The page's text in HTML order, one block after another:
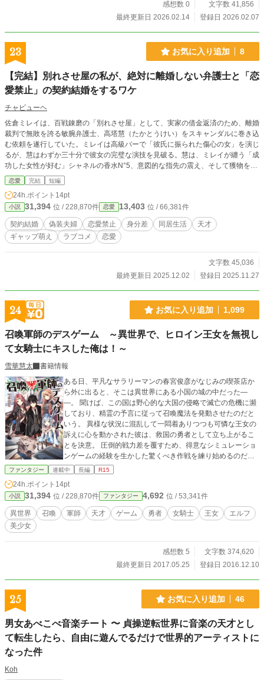
ェロ、血に染まったピアノ、そして素足でアスファルトを叩
った「自分自身の鼓動」を取り戻すための儀式だ。 物語の結
きっと目撃する。 間違いだらけの人生を肯定し、泥の中でも
笑って踊り出す、私たちの「本当の夜明け」を。 さあ、108
るだろう。
感想数 0
文字数 41,856
最終更新日 2026.02.14
登録日 2026.02.07
23 お気に入り追加 8
【完結】別れさせ屋の私が、絶対に離婚しない弁護士と「恋
愛禁止」の契約結婚をするワケ
チャビューヘ
佐倉ミレイは、百戦錬磨の「別れさせ屋」として、実家の借金返済のため、離婚
裁判で無敗を誇る敏腕弁護士、高塔慧（たかとうけい）をスキャンダルに巻き込
む依頼を遂行していた。ミレイは高級バーで「彼氏に振られた傷心の女」を演じ
るが、慧はわずか三十分で彼女の完璧な演技を見破る。慧は、ミレイが纏う「成
功した女性が好む」シャネルの香水N°5、意図的な指先の震え、そして獲物を見
定める冷たい視線から、ミレイが嘘つきであることを見抜いていた。 絶体絶命
のミレイに、慧は警察への通報の代わりに「取引」を持ちかける。慧が日本有数
の財閥トップである鳳凰時康の顧問弁護士に就任するためには、「家庭を持たな
い男は信用できない」という古い価値観による条件をクリアし、戸籍上の「妻」
が必要だった。 報酬八百万円、期間半年、同居を条件とした「契約結婚」をミ
レイは受諾する。しかし、契約書には「互いに恋愛感情を抱くことを禁ずる。違
反した場合は即時契約解除、かつ違約金として三百万円を支払う」という厳しい
恋愛 完結 短編
24h.ポイント 14pt
小説 31,394 位 / 228,870件 恋愛 13,403 位 / 66,381件
契約結婚 偽装夫婦 恋愛禁止 身分差 同居生活
天才
ギャップ萌え
ラブコメ 恋愛
文字数 45,036
最終更新日 2025.12.02
登録日 2025.11.27
24 お気に入り追加 1,099
召喚軍師のデスゲーム ～異世界で、ヒロイン王女を無視し
て女騎士にキスした俺は！～
雪華慧太
書籍情報
ある日、平凡なサラリーマンの春宮俊彦がなじみの喫茶店か
ら外に出ると、そこは異世界にある小国の城の中だった―
―。 聞けば、この国は野心的な大国の侵略で滅亡の危機に瀕
しており、精霊の予言に従って召喚魔法を発動させたのだと
いう。 異様な状況に混乱して一悶着ありつつも可憐な王女の
訴えに心を動かされた彼は、救国の勇者として立ち上がるこ
とを決意。 圧倒的戦力差を覆すため、得意なシミュレーショ
ンゲームの経験を生かした驚くべき作戦を練り始めるのだっ
た。 手札にあるのは、才色兼備の凄腕女騎士と、魔女と恐れ
し、天才軍師ハルヒコの策謀が炸裂する！
ファンタジー 連載中 長編 R15
24h.ポイント 14pt
小説 31,394 位 / 228,870件 ファンタジー 4,692 位 / 53,341件
異世界 召喚 軍師 天才 ゲーム 勇者 女騎士 王女
エルフ
美少女
感想数 5
文字数 374,620
最終更新日 2017.05.25
登録日 2016.12.10
25 お気に入り追加 46
男女あべこべ音楽チート 〜 貞操逆転世界に音楽の天才とし
て転生したら、自由に遊んでるだけで世界的アーティストに
なった件
Koh